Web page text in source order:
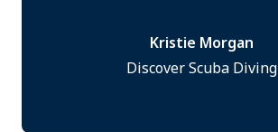
Kristie Morgan
Discover Scuba Diving